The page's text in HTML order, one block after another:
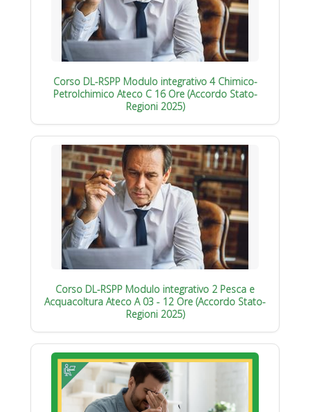
Corso DL-RSPP Modulo integrativo 4 Chimico-
Petrolchimico Ateco C 16 Ore (Accordo Stato-
Regioni 2025)
Corso DL-RSPP Modulo integrativo 2 Pesca e
Acquacoltura Ateco A 03 - 12 Ore (Accordo Stato-
Regioni 2025)